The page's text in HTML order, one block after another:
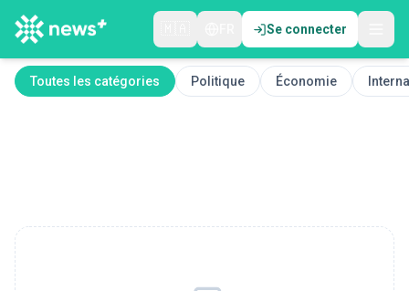
Se connecter
Toutes les catégories Politique Économie